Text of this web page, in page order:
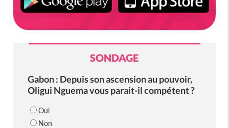
SONDAGE
Gabon : Depuis son ascension au pouvoir,
Oligui Nguema vous parait-il compétent ?
Oui
Non